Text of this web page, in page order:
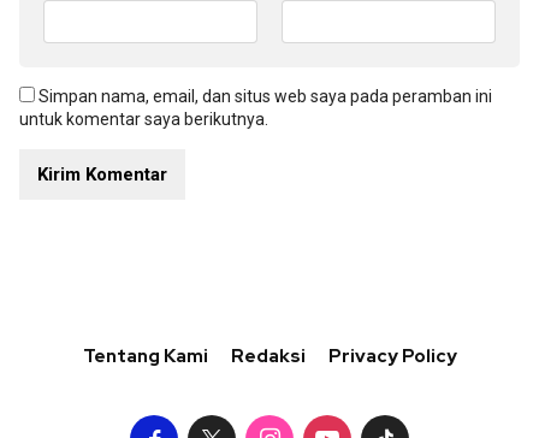
Simpan nama, email, dan situs web saya pada peramban ini
untuk komentar saya berikutnya.
Tentang Kami Redaksi Privacy Policy